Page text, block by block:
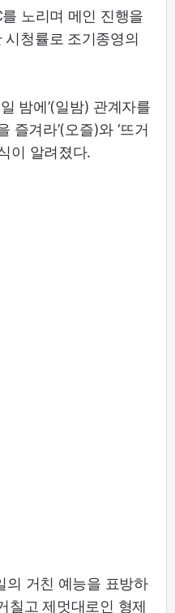
노리며 메인 진행을
청률로 조기종영의
밤에’(일밤) 관계자를
즐겨라’(오즐)와 ‘뜨거
이 알려졌다.
의 거친 예능을 표방하
칠고 제멋대로인 형제